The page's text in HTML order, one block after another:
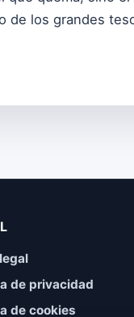
de los grandes
de privacidad
de cookies